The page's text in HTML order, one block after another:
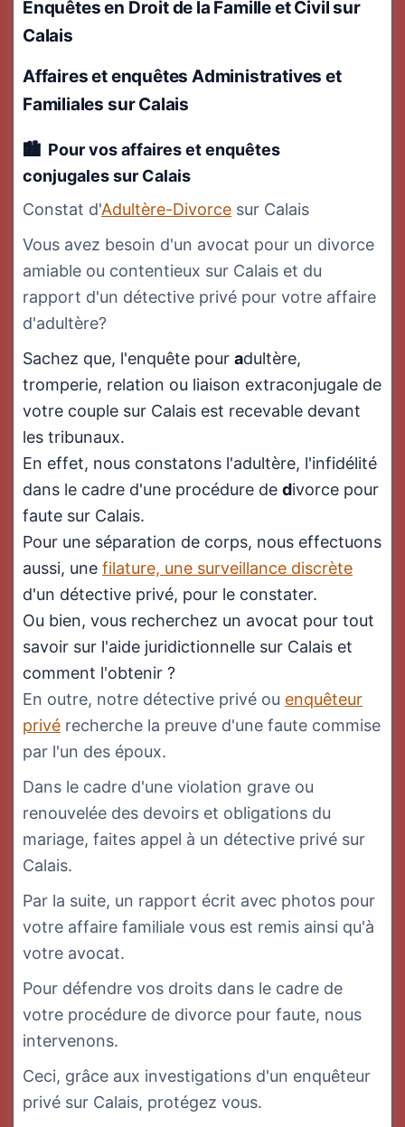
Enquêtes en Droit de la Famille et Civilsur
Calais
Affaires et enquêtes Administratives et
Familiales sur Calais
Pour vos affaires et enquêtes
conjugalessur Calais
Constat d'Adultère-Divorce sur Calais
Vous avez besoin d'un avocat pour un divorce
amiable ou contentieux sur Calais et du
rapport d'un détective privé pour votre affaire
d'adultère?
Sachez que, l'enquête pour adultère,
tromperie, relation ou liaison extraconjugale de
votre couple sur Calais est recevable devant
les tribunaux.
En effet, nous constatons l'adultère, l'infidélité
dans le cadre d'une procédure de divorce pour
faute sur Calais.
Pour une séparation de corps, nous effectuons
aussi, une filature, une surveillance discrète
d'un détective privé, pour le constater.
Ou bien, vous recherchez un avocat pour tout
savoir sur l'aide juridictionnelle sur Calais et
comment l'obtenir ?
En outre, notre détective privé ou enquêteur
privé recherche la preuve d'une faute commise
par l'un des époux.
Dans le cadre d'une violation grave ou
renouvelée des devoirs et obligations du
mariage, faites appel à un détective privé sur
Calais.
Par la suite, un rapport écrit avec photos pour
votre affaire familiale vous est remis ainsi qu'à
votre avocat.
Pour défendre vos droits dans le cadre de
votre procédure de divorce pour faute, nous
intervenons.
Ceci, grâce aux investigations d'un enquêteur
privé sur Calais, protégez vous.